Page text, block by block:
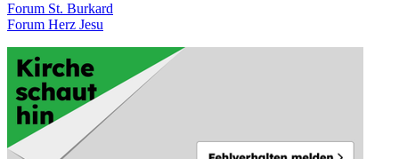
Forum St. Burkard
Forum Herz Jesu